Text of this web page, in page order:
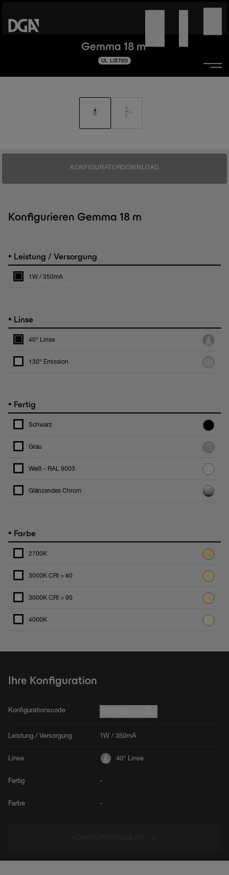
Gemma 18 m
UL LISTED
KONFIGURATORDOWNLOAD
Konfigurieren Gemma 18 m
• Leistung / Versorgung
1W / 350mA
• Linse
40° Linse
130° Emission
• Fertig
Schwarz
Grau
Weiß - RAL 9003
Glänzendes Chrom
• Farbe
2700K
3000K CRI > 80
3000K CRI > 90
4000K
Ihre Konfiguration
Konfigurationscode
Leistung / Versorgung 1W / 350mA
Linse 40° Linse
Fertig -
Farbe -